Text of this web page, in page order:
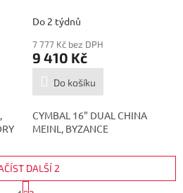
Do 2 týdnů
7 777 Kč bez DPH
9 410 Kč
Do košíku
CYMBAL 16" DUAL CHINA
MEINL, BYZANCE
DALŠÍ 2